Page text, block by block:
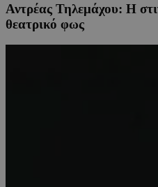
Αντρέας Τηλεμάχου: Η
θεατρικό φως